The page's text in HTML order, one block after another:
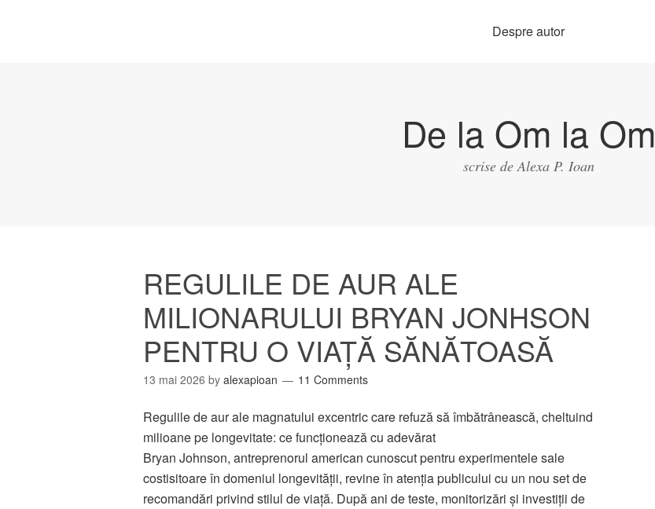
Despre autor
De la Om la Om
scrise de Alexa P. Ioan
REGULILE DE AUR ALE
MILIONARULUI BRYAN JONHSON
PENTRU O VIAȚĂ SĂNĂTOASĂ
13 mai 2026 by alexapioan 11 Comments
Regulile de aur ale magnatului excentric care refuză să îmbătrânească, cheltuind
milioane pe longevitate: ce funcționează cu adevărat
Bryan Johnson, antreprenorul american cunoscut pentru experimentele sale
costisitoare în domeniul longevității, revine în atenția publicului cu un nou set de
recomandări privind stilul de viață. După ani de teste, monitorizări și investiții de